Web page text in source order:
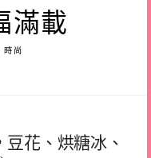
滿載
時尚
花、烘糖冰、